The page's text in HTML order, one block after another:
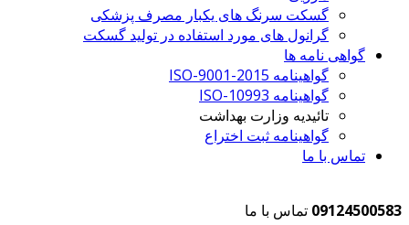
گسکت سرنگ های یکبار مصرف پزشکی
گرانول های مورد استفاده در تولید گسکت
گواهی نامه ها
گواهینامه ISO-9001-2015
گواهینامه ISO-10993
تائیدیه وزارت بهداشت
گواهینامه ثبت اختراع
تماس با ما
09124500583 تماس با ما